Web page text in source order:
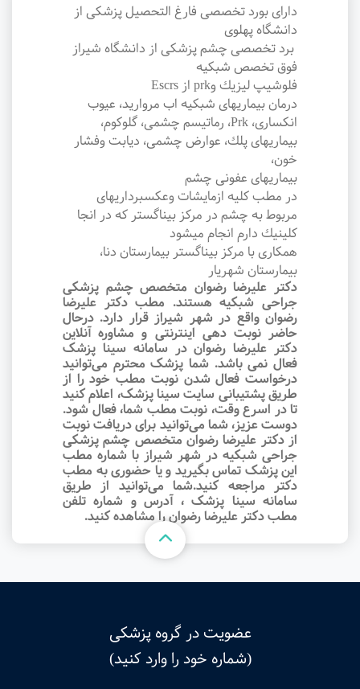
دارای بورد تخصصی فارغ التحصيل پزشكى از
دانشگاه پهلوى
برد تخصصى چشم پزشكى از دانشگاه شيراز
فوق تخصص شبكيه
فلوشيپ ليزيك وprk از Escrs
درمان بيماريهاى شبكيه اب مرواريد، عيوب
انكسارى، Prk، رماتيسم چشمى، گلوكوم،
بيماريهاى پلك، عوارض چشمى، ديابت وفشار
خون،
بيماريهاى عفونى چشم
در مطب كليه ازمايشات وعكسبرداريهاى
مربوط به چشم در مركز بيناگستر كه در انجا
كلينيك دارم انجام ميشود
همکاری با مركز بيناگستر بيمارستان دنا،
بيمارستان شهريار
دکتر علیرضا رضوان متخصص چشم پزشکی
جراحی شبکیه هستند. مطب دکتر علیرضا
رضوان واقع در شهر شیراز قرار دارد. درحال
حاضر نوبت‌ دهی اینترنتی و مشاوره آنلاین
دکتر علیرضا رضوان در سامانه سینا پزشک
فعال نمی باشد. شما پزشک محترم می‌توانید
درخواست فعال شدن نوبت مطب خود را از
طریق پشتیبانی سایت سینا پزشک، اعلام کنید
تا در اسرع وقت‌، نوبت مطب شما، فعال شود.
دوست عزیز، شما می‌توانید برای دریافت نوبت
از دکتر علیرضا رضوان متخصص چشم پزشکی
جراحی شبکیه در شهر شیراز با شماره مطب
این پزشک تماس بگیرید و یا حضوری به مطب
دکتر مراجعه کنید.شما می‌توانید از طریق
سامانه سینا پزشک ، آدرس و شماره تلفن
مطب دکتر علیرضا رضوان را مشاهده کنید.
عضویت در گروه پزشکی
(شماره خود را وارد کنید)